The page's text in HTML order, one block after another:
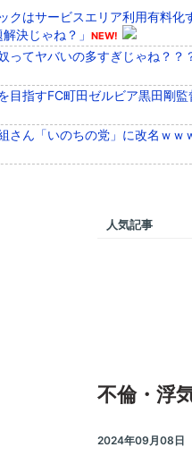
クはサービスエリア利用有料化
決じゃね？」 NEW!
ってヤバいの多すぎじゃね？？
目指すFC町田ゼルビア黒田剛監
さん「いのちの党」に改名ｗｗ
人気記事
不倫・浮
2024年09月08日